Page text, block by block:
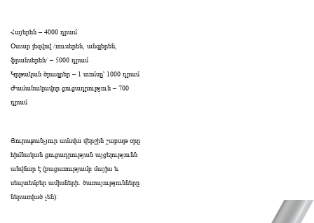
Հայերեն – 4000 դրամ
Օտար լեզվով /ռուսերեն, անգլերեն,
ֆրանսերեն/ – 5000 դրամ
Կրթական ծրագրեր – 1 տոմսը՝ 1000 դրամ
Ժամանակավոր ցուցադրություն – 700
դրամ
Յուրաքանչյուր ամսվա վերջին շաբաթ օրը
հիմնական ցուցադրության այցելությունն
անվճար է (բացառությամբ մայիս և
սեպտեմբեր ամիսների․ ծառայությունները
ներառված չեն):